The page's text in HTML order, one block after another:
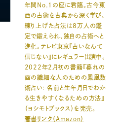
年間No.1の座に君臨。古今東
西の占術を古典から深く学び、
練り上げた占法は8万人の鑑
定で鍛えられ、独自の占術へと
進化。テレビ東京『占いなんて
信じない』にレギュラー出演中。
2022年2月初の書籍『暮れの
酉の繊細な人のための鳳凰数
術占い: 名前と生年月日でわか
る生きやすくなるための方法』
（ヨシモトブックス）を発売。
著書リンク（Amazon）